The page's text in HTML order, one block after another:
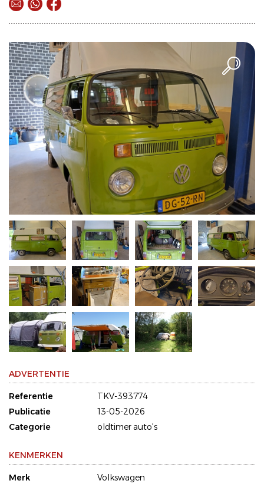
ADVERTENTIE
Referentie
TKV-393774
Publicatie
13-05-2026
Categorie
oldtimer auto's
KENMERKEN
Merk
Volkswagen